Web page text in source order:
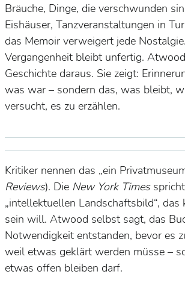
Bräuche, Dinge, die verschwunden
Eishäuser, Tanzveranstaltungen in
das Memoir verweigert jede
Vergangenheit bleibt unfertig.
Geschichte daraus. Sie zeigt:
was war – sondern das, was bleibt,
versucht, es zu erzählen.
Kritiker nennen das „ein
Reviews). Die New York Times
„intellektuellen Landschaftsbild“, das
sein will. Atwood selbst sagt, das
Notwendigkeit entstanden, bevor es
weil etwas geklärt werden müsse –
etwas offen bleiben darf.